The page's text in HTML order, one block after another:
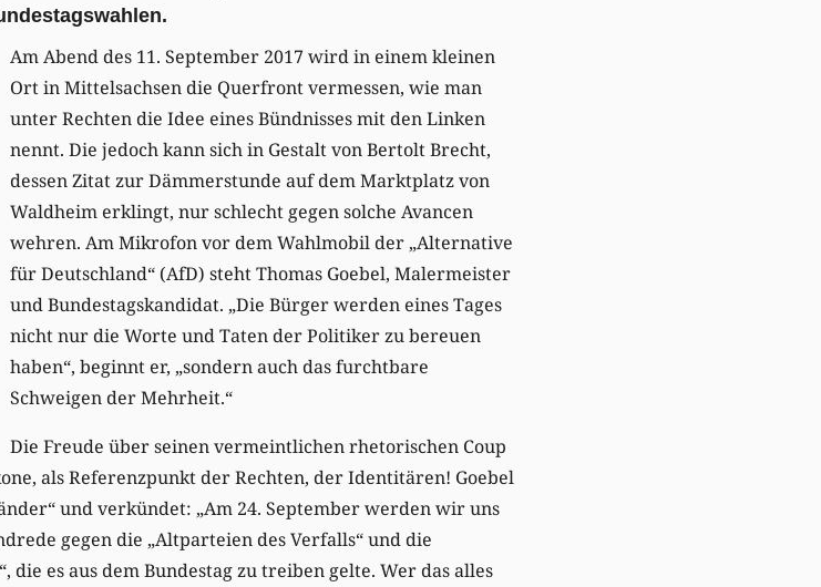
Am Abend des 11. September 2017 wird in einem kleinen
Ort in Mittelsachsen die Querfront vermessen, wie man
unter Rechten die Idee eines Bündnisses mit den Linken
nennt. Die jedoch kann sich in Gestalt von Bertolt Brecht,
dessen Zitat zur Dämmerstunde auf dem Marktplatz von
Waldheim erklingt, nur schlecht gegen solche Avancen
wehren. Am Mikrofon vor dem Wahlmobil der „Alternative
für Deutschland“ (AfD) steht Thomas Goebel, Malermeister
und Bundestagskandidat. „Die Bürger werden eines Tages
nicht nur die Worte und Taten der Politiker zu bereuen
haben“, beginnt er, „sondern auch das furchtbare
Schweigen der Mehrheit.“
Die Freude über seinen vermeintlichen rhetorischen Coup
als Referenzpunkt der Rechten, der Identitären! Goebel
und verkündet: „Am 24. September werden wir uns
gegen die „Altparteien des Verfalls“ und die
es aus dem Bundestag zu treiben gelte. Wer das alles